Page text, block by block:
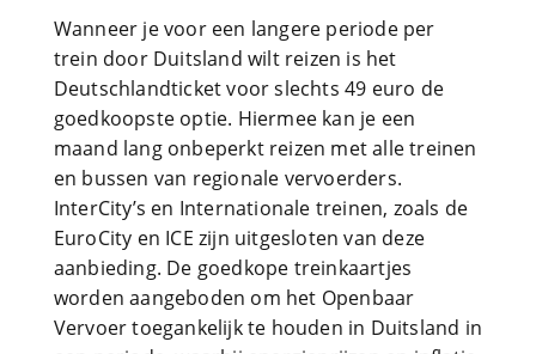
Wanneer je voor een langere periode per
trein door Duitsland wilt reizen is het
Deutschlandticket voor slechts 49 euro de
goedkoopste optie. Hiermee kan je een
maand lang onbeperkt reizen met alle treinen
en bussen van regionale vervoerders.
InterCity’s en Internationale treinen, zoals de
EuroCity en ICE zijn uitgesloten van deze
aanbieding. De goedkope treinkaartjes
worden aangeboden om het Openbaar
Vervoer toegankelijk te houden in Duitsland in